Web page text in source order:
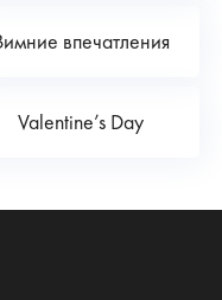
впечатления
Valentine’s Day